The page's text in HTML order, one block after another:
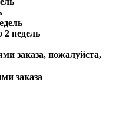
недель
заказа, пожалуйста,
заказа